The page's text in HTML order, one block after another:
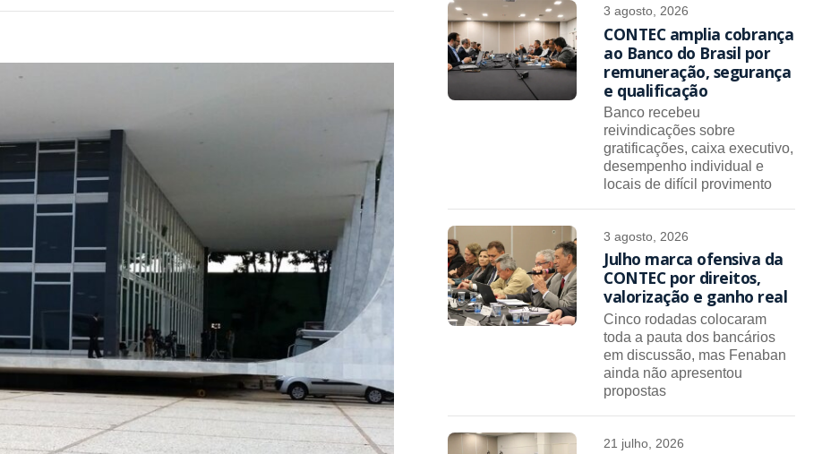
3 agosto, 2026
CONTEC amplia cobrança
ao Banco do Brasil por
remuneração, segurança
e qualificação
Banco recebeu
reivindicações sobre
gratificações, caixa executivo,
desempenho individual e
locais de difícil provimento
3 agosto, 2026
Julho marca ofensiva da
CONTEC por direitos,
valorização e ganho real
Cinco rodadas colocaram
toda a pauta dos bancários
em discussão, mas Fenaban
ainda não apresentou
propostas
21 julho, 2026